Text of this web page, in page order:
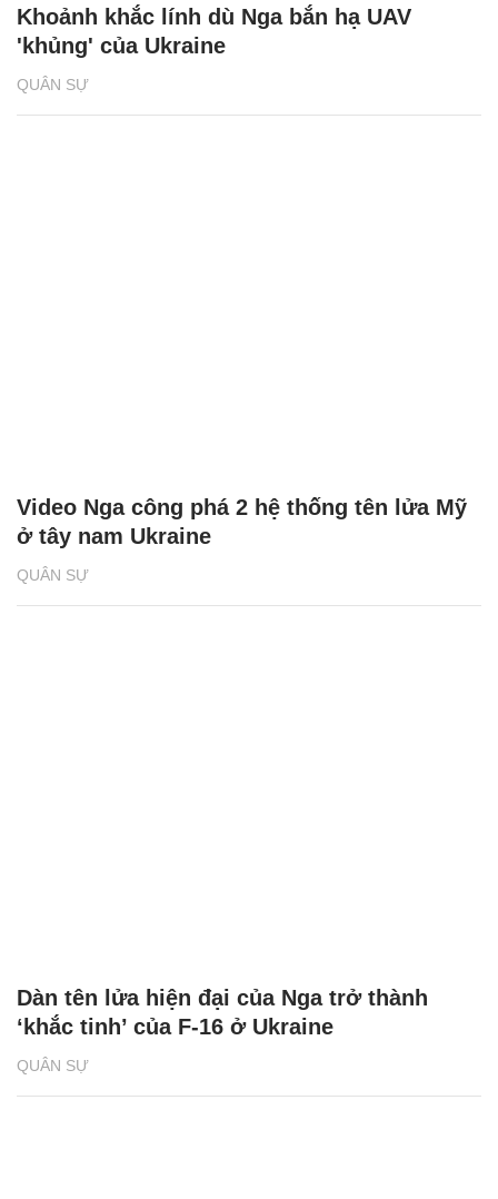
QUÂN SỰ
Khoảnh khắc lính dù Nga bắn hạ UAV
'khủng' của Ukraine
QUÂN SỰ
Video Nga công phá 2 hệ thống tên lửa Mỹ
ở tây nam Ukraine
QUÂN SỰ
Dàn tên lửa hiện đại của Nga trở thành
‘khắc tinh’ của F-16 ở Ukraine